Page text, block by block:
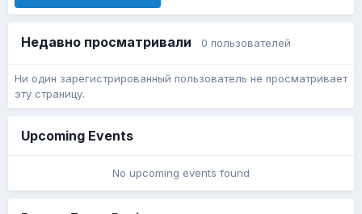
Недавно просматривали 0 пользователей
Ни один зарегистрированный пользователь не просматривает
эту страницу.
Upcoming Events
No upcoming events found